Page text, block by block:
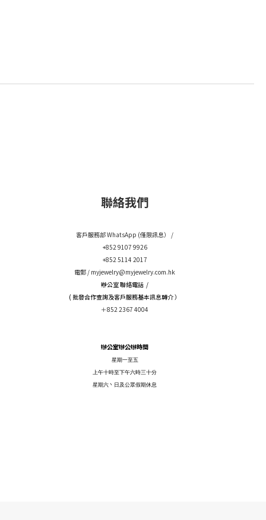
聯絡我們
客戶服務部 WhatsApp (僅限訊息） /
+852 9107 9926
+852 5114 2017
電郵 / myjewelry@myjewelry.com.hk
辦公室 聯絡電話 /
( 批發合作查詢及客戶服務基本訊息轉介 ）
＋852 2367 4004
辦公室辦公辦時間
星期一至五
上午十時至下午六時三十分
星期六丶日及公眾假期休息